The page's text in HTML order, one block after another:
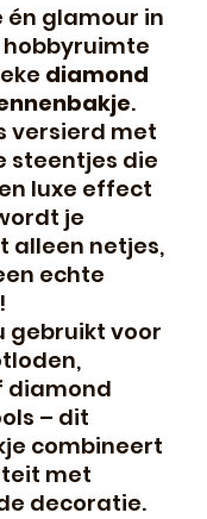
én glamour in
diamond
.
versierd met
steentjes die
luxe effect
je
alleen netjes,
echte
gebruikt voor
diamond
– dit
combineert
met
decoratie.